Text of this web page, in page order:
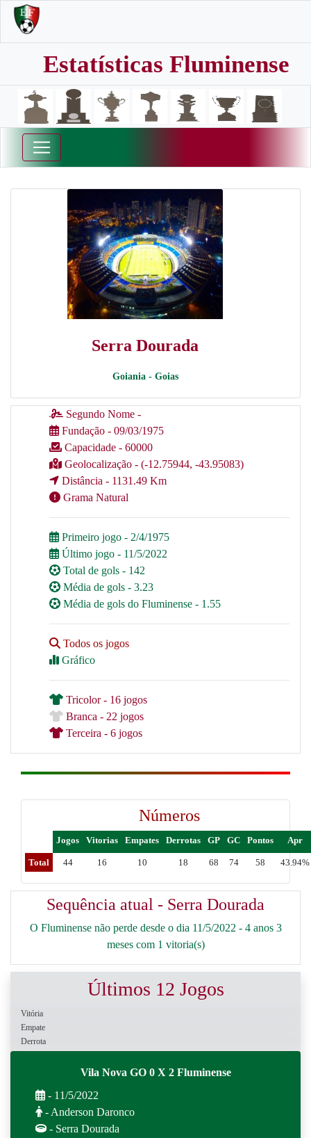
Estatísticas Fluminense
Serra Dourada
Goiania - Goias
Segundo Nome -
Fundação - 09/03/1975
Capacidade - 60000
Geolocalização - (-12.75944, -43.95083)
Distância - 1131.49 Km
Grama Natural
Primeiro jogo - 2/4/1975
Último jogo - 11/5/2022
Total de gols - 142
Média de gols - 3.23
Média de gols do Fluminense - 1.55
Todos os jogos
Gráfico
Tricolor - 16 jogos
Branca - 22 jogos
Terceira - 6 jogos
Números
Jogos Vitorias Empates Derrotas GP GC Pontos Apr
Total 44 16 10 18 68 74 58 43.94%
Sequência atual - Serra Dourada
O Fluminense não perde desde o dia 11/5/2022 - 4 anos 3
meses com 1 vitoria(s)
Últimos 12 Jogos
Vitória
Empate
Derrota
Vila Nova GO 0 X 2 Fluminense
- 11/5/2022
- Anderson Daronco
- Serra Dourada